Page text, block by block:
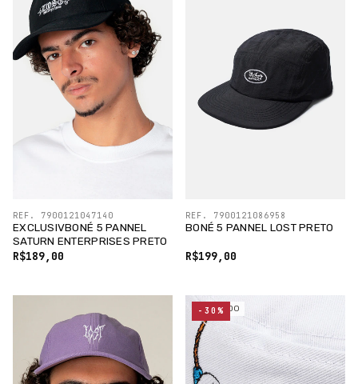
EXCLUSIVBONÉ 5 PANNEL
SATURN ENTERPRISES PRETO
R$189,00
REF. 7900121047140
BONÉ 5 PANNEL LOST PRETO
R$199,00
REF. 7900121086958
ESGOTADO
-30%